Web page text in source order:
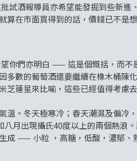
試酒報導員亦希望能發掘到些新進
算在市面買得到的話，價錢已不是
你們亦明白 —— 這是個慨括，而不
多數的葡萄酒還要繼續在橡木桶陳
芝蓮星來比喻，這些已經值得考慮
溫。冬天極寒冷；春天潮濕及偏冷
月出現攝氏40度以上的兩個熱浪
成 —— 小粒 ，高糖，低酸，濃郁、